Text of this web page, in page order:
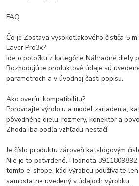
FAQ
Čo je Zostava vysokotlakového čističa 5 m
Lavor Pro3x?
Ide o položku z kategórie Náhradné diely
Rozhodujúce produktové údaje sú
parametroch a v úvodnej časti popisu.
Ako overím kompatibilitu?
Porovnajte výrobcu a model zariadenia,
pôvodného dielu, rozmery, konektor a
Zhoda iba podľa vzhľadu nestačí.
Je číslo produktu zároveň katalógovým
Nie je to potvrdené. Hodnota
tomto e-shope; kód výrobcu používajte
samostatne uvedený v údajoch výrobku.